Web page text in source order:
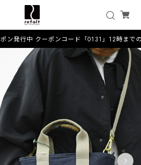
ン発行中 クーポンコード「0131」12時まで